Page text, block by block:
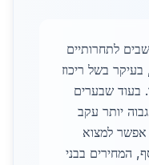
לתחרותיים
בשל ריכוז
בעוד שבערים
יותר עקב
אפשר למצוא
המחירים בבני